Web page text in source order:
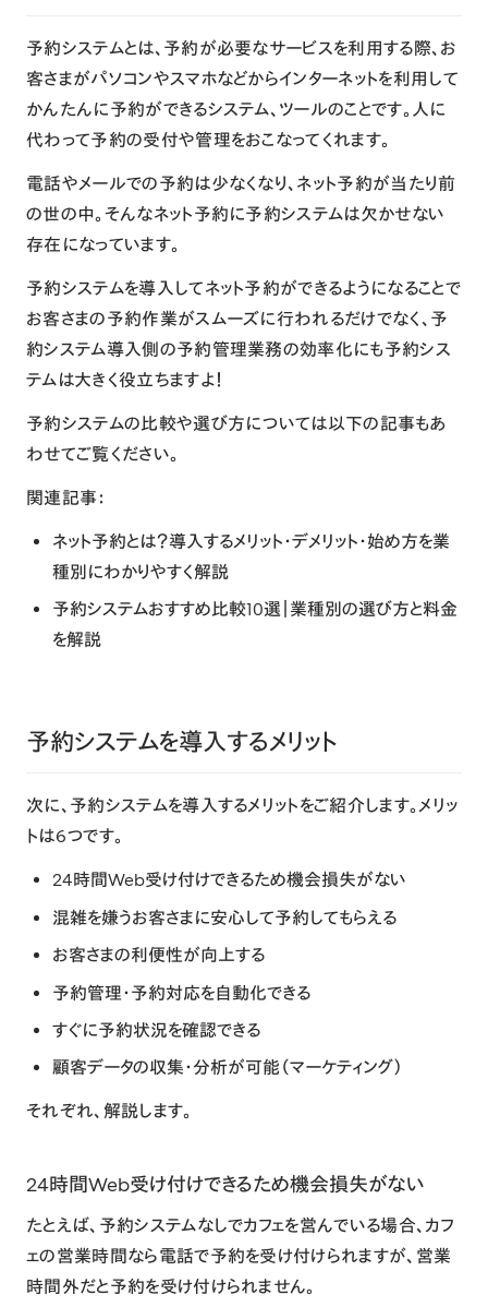
予約システムとは、予約が必要なサービスを利用する際、お
客さまがパソコンやスマホなどからインターネットを利用して
かんたんに予約ができるシステム、ツールのことです。人に
代わって予約の受付や管理をおこなってくれます。
電話やメールでの予約は少なくなり、ネット予約が当たり前
の世の中。そんなネット予約に予約システムは欠かせない
存在になっています。
予約システムを導入してネット予約ができるようになることで
お客さまの予約作業がスムーズに行われるだけでなく、予
約システム導入側の予約管理業務の効率化にも予約シス
テムは大きく役立ちますよ！
予約システムの比較や選び方については以下の記事もあ
わせてご覧ください。
関連記事：
ネット予約とは？導入するメリット・デメリット・始め方を業
種別にわかりやすく解説
予約システムおすすめ比較10選｜業種別の選び方と料金
を解説
予約システムを導入するメリット
次に、予約システムを導入するメリットをご紹介します。メリッ
トは6つです。
24時間Web受け付けできるため機会損失がない
混雑を嫌うお客さまに安心して予約してもらえる
お客さまの利便性が向上する
予約管理・予約対応を自動化できる
すぐに予約状況を確認できる
顧客データの収集・分析が可能（マーケティング）
それぞれ、解説します。
24時間Web受け付けできるため機会損失がない
たとえば、予約システムなしでカフェを営んでいる場合、カフ
ェの営業時間なら電話で予約を受け付けられますが、営業
時間外だと予約を受け付けられません。